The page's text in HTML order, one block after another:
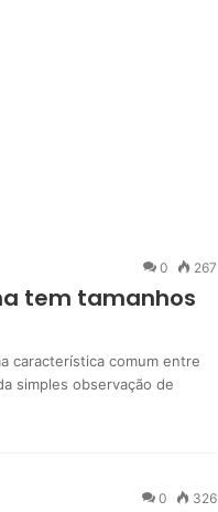
0 267
tem tamanhos
característica comum entre
simples observação de
0 326